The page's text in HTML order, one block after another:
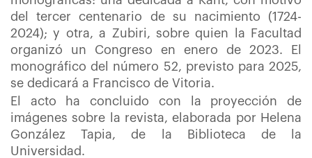
del tercer centenario de su nacimiento (1724-
2024); y otra, a Zubiri, sobre quien la Facultad
organizó un Congreso en enero de 2023. El
monográfico del número 52, previsto para 2025,
se dedicará a Francisco de Vitoria.
El acto ha concluido con la proyección de
imágenes sobre la revista, elaborada por Helena
González Tapia, de la Biblioteca de la
Universidad.